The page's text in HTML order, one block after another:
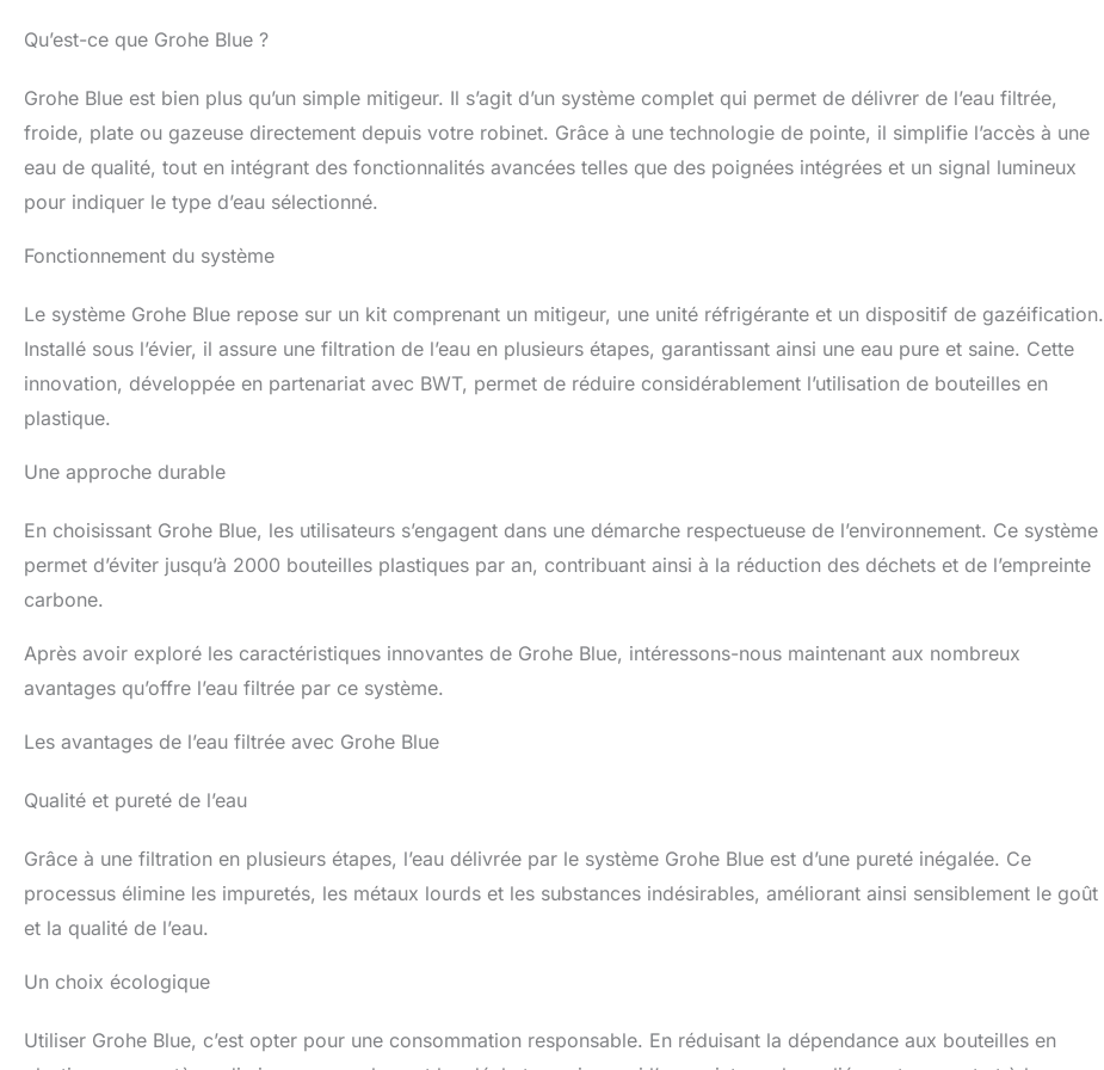
Qu’est-ce que Grohe Blue ?
Grohe Blue est bien plus qu’un simple mitigeur. Il s’agit d’un système complet qui permet de délivrer de l’eau filtrée,
froide, plate ou gazeuse directement depuis votre robinet. Grâce à une technologie de pointe, il simplifie l’accès à une
eau de qualité, tout en intégrant des fonctionnalités avancées telles que des poignées intégrées et un signal lumineux
pour indiquer le type d’eau sélectionné.
Fonctionnement du système
Le système Grohe Blue repose sur un kit comprenant un mitigeur, une unité réfrigérante et un dispositif de gazéification.
Installé sous l’évier, il assure une filtration de l’eau en plusieurs étapes, garantissant ainsi une eau pure et saine. Cette
innovation, développée en partenariat avec BWT, permet de réduire considérablement l’utilisation de bouteilles en
plastique.
Une approche durable
En choisissant Grohe Blue, les utilisateurs s’engagent dans une démarche respectueuse de l’environnement. Ce système
permet d’éviter jusqu’à 2000 bouteilles plastiques par an, contribuant ainsi à la réduction des déchets et de l’empreinte
carbone.
Après avoir exploré les caractéristiques innovantes de Grohe Blue, intéressons-nous maintenant aux nombreux
avantages qu’offre l’eau filtrée par ce système.
Les avantages de l’eau filtrée avec Grohe Blue
Qualité et pureté de l’eau
Grâce à une filtration en plusieurs étapes, l’eau délivrée par le système Grohe Blue est d’une pureté inégalée. Ce
processus élimine les impuretés, les métaux lourds et les substances indésirables, améliorant ainsi sensiblement le goût
et la qualité de l’eau.
Un choix écologique
Utiliser Grohe Blue, c’est opter pour une consommation responsable. En réduisant la dépendance aux bouteilles en